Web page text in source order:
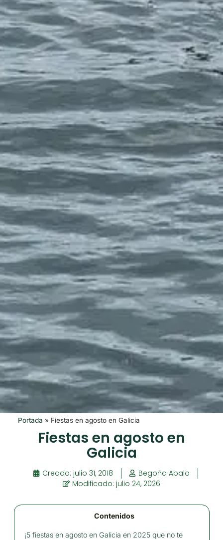
Portada » Fiestas en agosto en Galicia
Fiestas en agosto en
Galicia
Creado: julio 31, 2018
Begoña Abalo
Modificado: julio 24, 2026
Contenidos
¡5 fiestas en agosto en Galicia en 2025 que no te